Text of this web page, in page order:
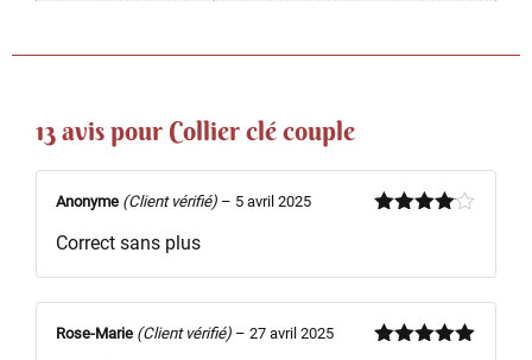
13 avis pour Collier clé couple
Anonyme (Client vérifié) – 5 avril 2025
Correct sans plus
Rose-Marie (Client vérifié) – 27 avril 2025